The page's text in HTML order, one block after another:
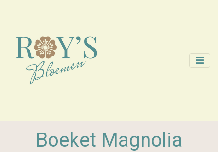
Boeket Magnolia